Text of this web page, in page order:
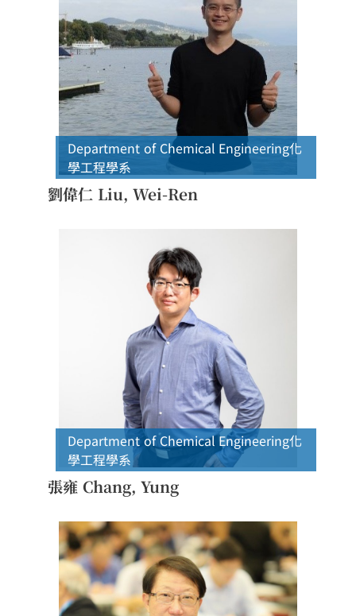
Department of Chemical Engineering化
學工程學系
劉偉仁 Liu, Wei-Ren
Department of Chemical Engineering化
學工程學系
張雍 Chang, Yung